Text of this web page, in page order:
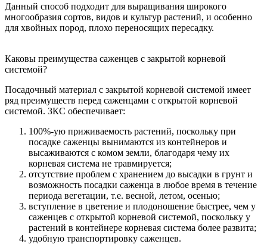
Данный способ подходит для выращивания широкого
многообразия сортов, видов и культур растений, и особенно
для хвойных пород, плохо переносящих пересадку.
Каковы преимущества саженцев с закрытой корневой
системой?
Посадочный материал с закрытой корневой системой имеет
ряд преимуществ перед саженцами с открытой корневой
системой. ЗКС обеспечивает:
100%-ую приживаемость растений, поскольку при
посадке саженцы вынимаются из контейнеров и
высаживаются с комом земли, благодаря чему их
корневая система не травмируется;
отсутствие проблем с хранением до высадки в грунт и
возможность посадки саженца в любое время в течение
периода вегетации, т.е. весной, летом, осенью;
вступление в цветение и плодоношение быстрее, чем у
саженцев с открытой корневой системой, поскольку у
растений в контейнере корневая система более развита;
удобную транспортировку саженцев.